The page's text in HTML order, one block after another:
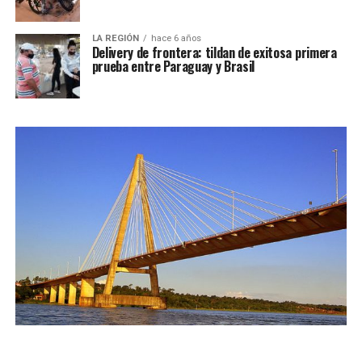
LA REGIÓN hace 6 años
Delivery de frontera: tildan de exitosa primera
prueba entre Paraguay y Brasil